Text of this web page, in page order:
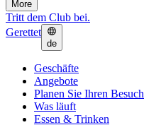
More
Tritt dem Club bei.
Gerettet
de
Geschäfte
Angebote
Planen Sie Ihren Besuch
Was läuft
Essen & Trinken